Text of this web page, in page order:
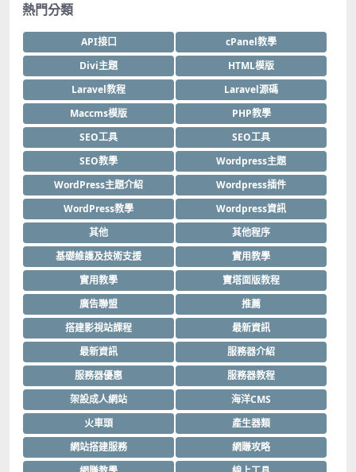
熱門分類
API接口
cPanel教學
Divi主題
HTML模版
Laravel教程
Laravel源碼
Maccms模版
PHP教學
SEO工具
SEO工具
SEO教學
Wordpress主題
WordPress主題介紹
Wordpress插件
WordPress教學
Wordpress資訊
其他
其他程序
基礎維護及技術支援
實用教學
實用教學
寶塔面版教程
廣告聯盟
推薦
搭建影視站課程
最新資訊
最新資訊
服務器介紹
服務器優惠
服務器教程
架設成人網站
海洋CMS
火車頭
產生器類
網站搭建服務
網賺攻略